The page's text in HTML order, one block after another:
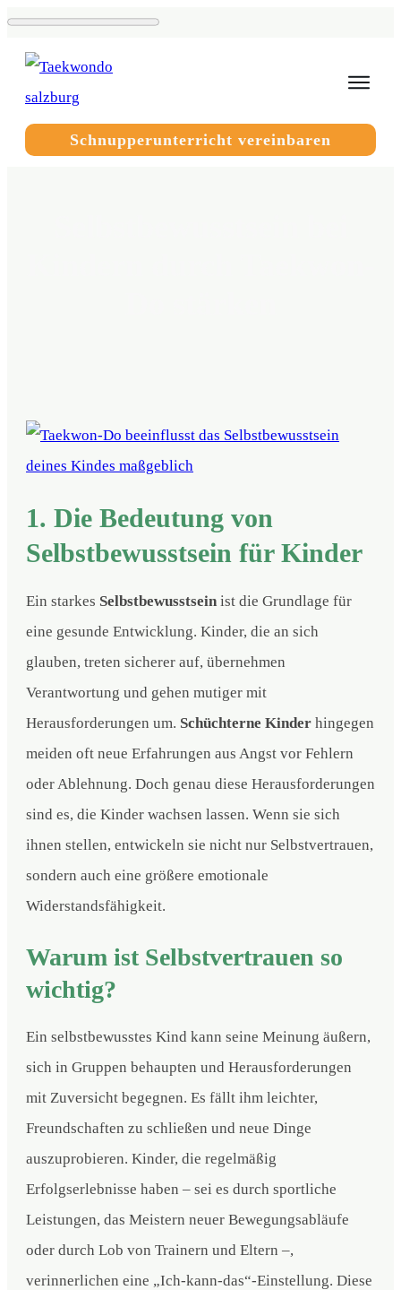
Schnupperunterricht vereinbaren
1. Die Bedeutung von
Selbstbewusstsein für Kinder
Ein starkes Selbstbewusstsein ist die Grundlage für
eine gesunde Entwicklung. Kinder, die an sich
glauben, treten sicherer auf, übernehmen
Verantwortung und gehen mutiger mit
Herausforderungen um. Schüchterne Kinder hingegen
meiden oft neue Erfahrungen aus Angst vor Fehlern
oder Ablehnung. Doch genau diese Herausforderungen
sind es, die Kinder wachsen lassen. Wenn sie sich
ihnen stellen, entwickeln sie nicht nur Selbstvertrauen,
sondern auch eine größere emotionale
Widerstandsfähigkeit.
Warum ist Selbstvertrauen so
wichtig?
Ein selbstbewusstes Kind kann seine Meinung äußern,
sich in Gruppen behaupten und Herausforderungen
mit Zuversicht begegnen. Es fällt ihm leichter,
Freundschaften zu schließen und neue Dinge
auszuprobieren. Kinder, die regelmäßig
Erfolgserlebnisse haben – sei es durch sportliche
Leistungen, das Meistern neuer Bewegungsabläufe
oder durch Lob von Trainern und Eltern –,
verinnerlichen eine „Ich-kann-das“-Einstellung. Diese